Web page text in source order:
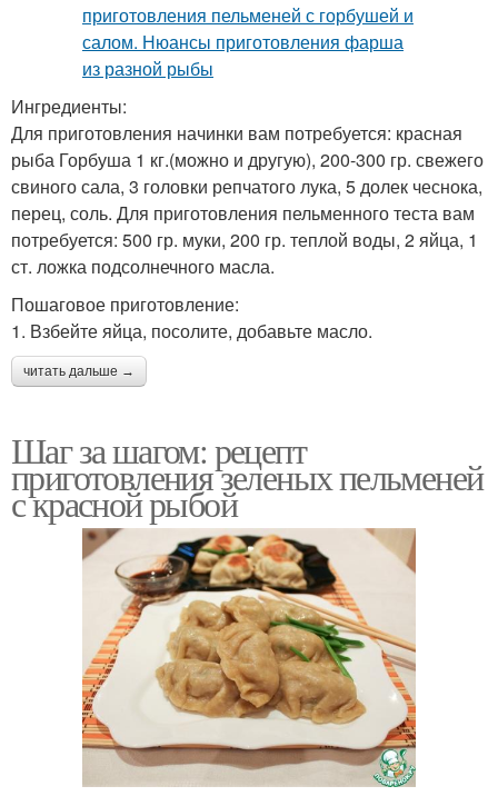
Ингредиенты:
Для приготовления начинки вам потребуется: красная
рыба Горбуша 1 кг.(можно и другую), 200-300 гр. свежего
свиного сала, 3 головки репчатого лука, 5 долек чеснока,
перец, соль. Для приготовления пельменного теста вам
потребуется: 500 гр. муки, 200 гр. теплой воды, 2 яйца, 1
ст. ложка подсолнечного масла.
Пошаговое приготовление:
1. Взбейте яйца, посолите, добавьте масло.
читать дальше →
Шаг за шагом: рецепт
приготовления зеленых пельменей
с красной рыбой